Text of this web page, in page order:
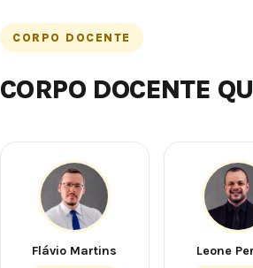
CORPO DOCENTE
CORPO DOCENTE
Flávio Martins Leone